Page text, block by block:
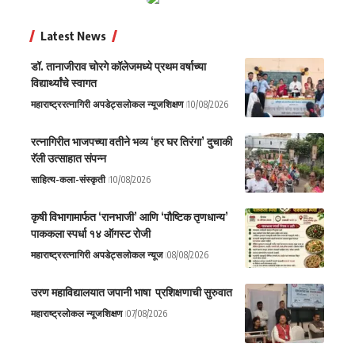
Latest News
डॉ. तानाजीराव चोरगे कॉलेजमध्ये प्रथम वर्षाच्या
विद्यार्थ्यांचे स्वागत
महाराष्ट्ररत्नागिरी अपडेट्सलोकल न्यूजशिक्षण 10/08/2026
रत्नागिरीत भाजपच्या वतीने भव्य ‘हर घर तिरंगा’ दुचाकी
रॅली उत्साहात संपन्न
साहित्य-कला-संस्कृती 10/08/2026
कृषी विभागामार्फत ‘रानभाजी’ आणि ‘पौष्टिक तृणधान्य’
पाककला स्पर्धा १४ ऑगस्ट रोजी
महाराष्ट्ररत्नागिरी अपडेट्सलोकल न्यूज 08/08/2026
उरण महाविद्यालयात जपानी भाषा प्रशिक्षणाची सुरुवात
महाराष्ट्रलोकल न्यूजशिक्षण 07/08/2026